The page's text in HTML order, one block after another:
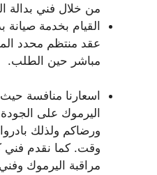
من خلال فني بدالة
القيام بخدمة صيانة
عقد منتظم محدد
مباشر حين الطلب.
اسعارنا منافسة
اليرموك على
ورضاكم ولذلك
وقت. كما نقدم فني
مراقبة اليرموك